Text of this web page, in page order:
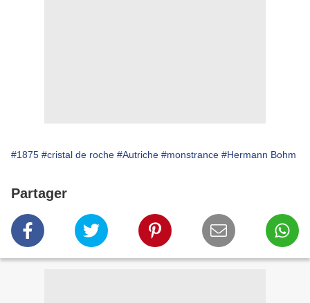
#1875 #cristal de roche #Autriche #monstrance #Hermann Bohm
Partager